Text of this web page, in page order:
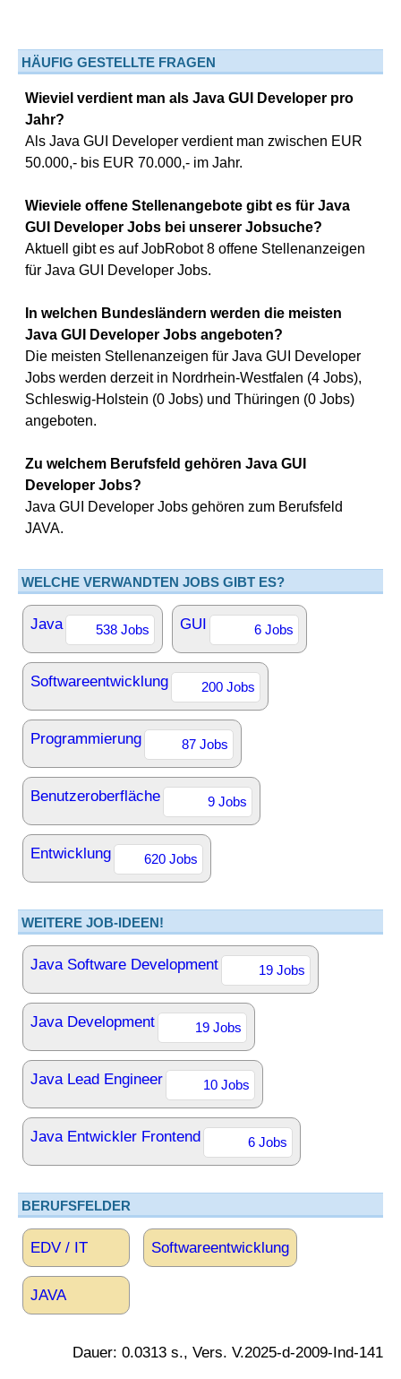
HÄUFIG GESTELLTE FRAGEN
Wieviel verdient man als Java GUI Developer pro
Jahr?
Als Java GUI Developer verdient man zwischen EUR
50.000,- bis EUR 70.000,- im Jahr.
Wieviele offene Stellenangebote gibt es für Java
GUI Developer Jobs bei unserer Jobsuche?
Aktuell gibt es auf JobRobot 8 offene Stellenanzeigen
für Java GUI Developer Jobs.
In welchen Bundesländern werden die meisten
Java GUI Developer Jobs angeboten?
Die meisten Stellenanzeigen für Java GUI Developer
Jobs werden derzeit in Nordrhein-Westfalen (4 Jobs),
Schleswig-Holstein (0 Jobs) und Thüringen (0 Jobs)
angeboten.
Zu welchem Berufsfeld gehören Java GUI
Developer Jobs?
Java GUI Developer Jobs gehören zum Berufsfeld
JAVA.
WELCHE VERWANDTEN JOBS GIBT ES?
Java 538 Jobs GUI 6 Jobs
Softwareentwicklung 200 Jobs
Programmierung 87 Jobs
Benutzeroberfläche 9 Jobs
Entwicklung 620 Jobs
WEITERE JOB-IDEEN!
Java Software Development 19 Jobs
Java Development 19 Jobs
Java Lead Engineer 10 Jobs
Java Entwickler Frontend 6 Jobs
BERUFSFELDER
EDV / IT Softwareentwicklung
JAVA
Dauer: 0.0313 s., Vers. V.2025-d-2009-Ind-141